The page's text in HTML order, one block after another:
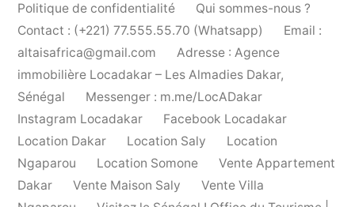
Politique de confidentialité
Qui sommes-nous ?
Contact : (+221) 77.555.55.70 (Whatsapp)
Email :
altaisafrica@gmail.com
Adresse : Agence
immobilière Locadakar – Les Almadies Dakar,
Sénégal
Messenger : m.me/LocADakar
Instagram Locadakar
Facebook Locadakar
Location Dakar
Location Saly
Location
Ngaparou
Location Somone
Vente Appartement
Dakar
Vente Maison Saly
Vente Villa